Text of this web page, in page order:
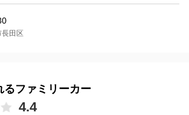
田区
るファミリーカー
4.4